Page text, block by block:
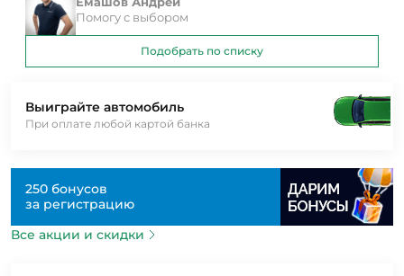
Выиграйте автомобиль
При оплате любой картой банка
250 бонусов
за регистрацию
Все акции и скидки
Помогу с выбором
Подобрать по списку